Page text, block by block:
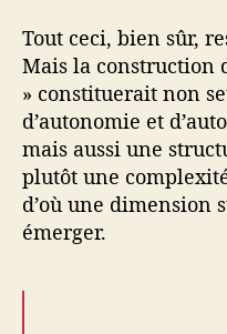
Tout ceci, bien sûr,
Mais la construction
» constituerait non
d’autonomie et
mais aussi une
plutôt une
d’où une dimension
émerger.